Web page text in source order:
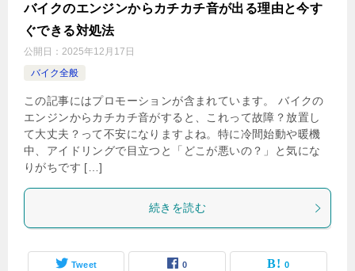
バイクのエンジンからカチカチ音が出る理由と今す
ぐできる対処法
公開日： 2025年12月17日
バイク全般
この記事にはプロモーションが含まれています。 バイクの
エンジンからカチカチ音がすると、これって故障？放置し
て大丈夫？って不安になりますよね。特に冷間始動や暖機
中、アイドリングで目立つと「どこが悪いの？」と気にな
りがちです […]
続きを読む
Tweet 0 0